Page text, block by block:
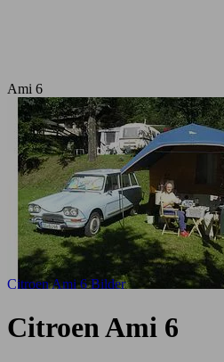
Ami 6
Citroen Ami 6 Bilder
Citroen Ami 6